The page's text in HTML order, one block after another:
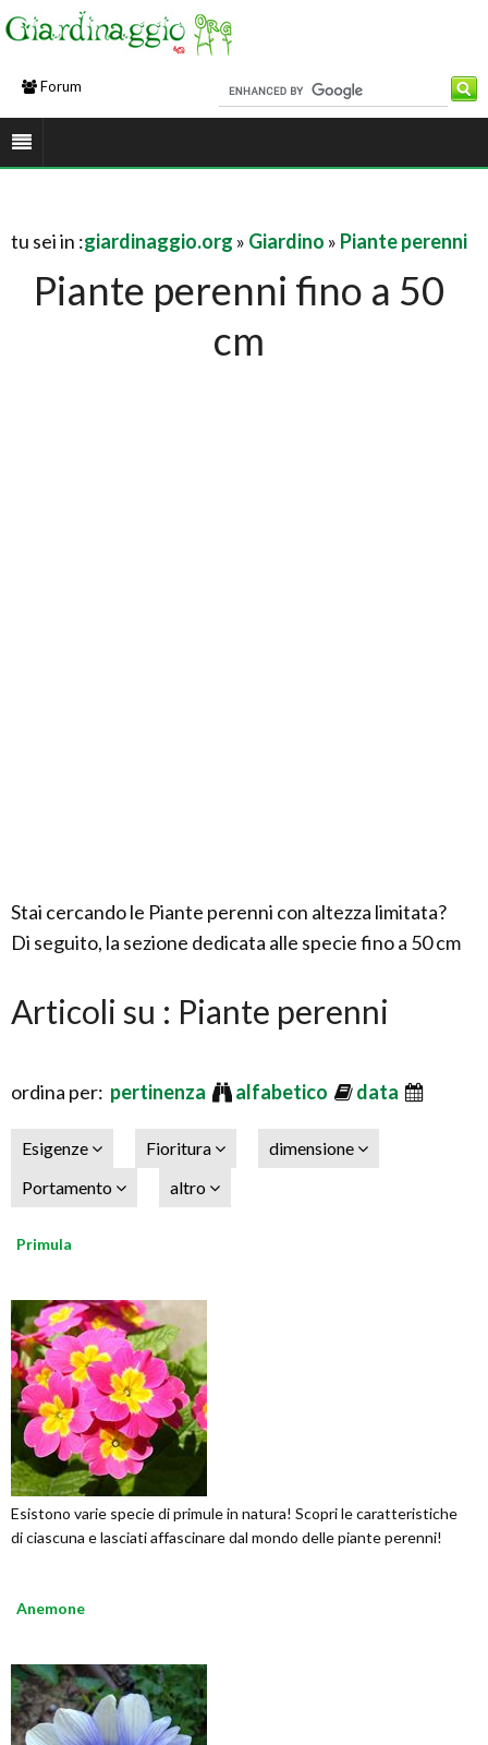
Forum
tu sei in :giardinaggio.org » Giardino » Piante perenni
Piante perenni fino a 50
cm
Stai cercando le Piante perenni con altezza limitata?
Di seguito, la sezione dedicata alle specie fino a 50 cm
Articoli su : Piante perenni
ordina per: pertinenza alfabetico data
Esigenze Fioritura
dimensione
Portamento
altro
Primula
Esistono varie specie di primule in natura! Scopri le caratteristiche
di ciascuna e lasciati affascinare dal mondo delle piante perenni!
Anemone